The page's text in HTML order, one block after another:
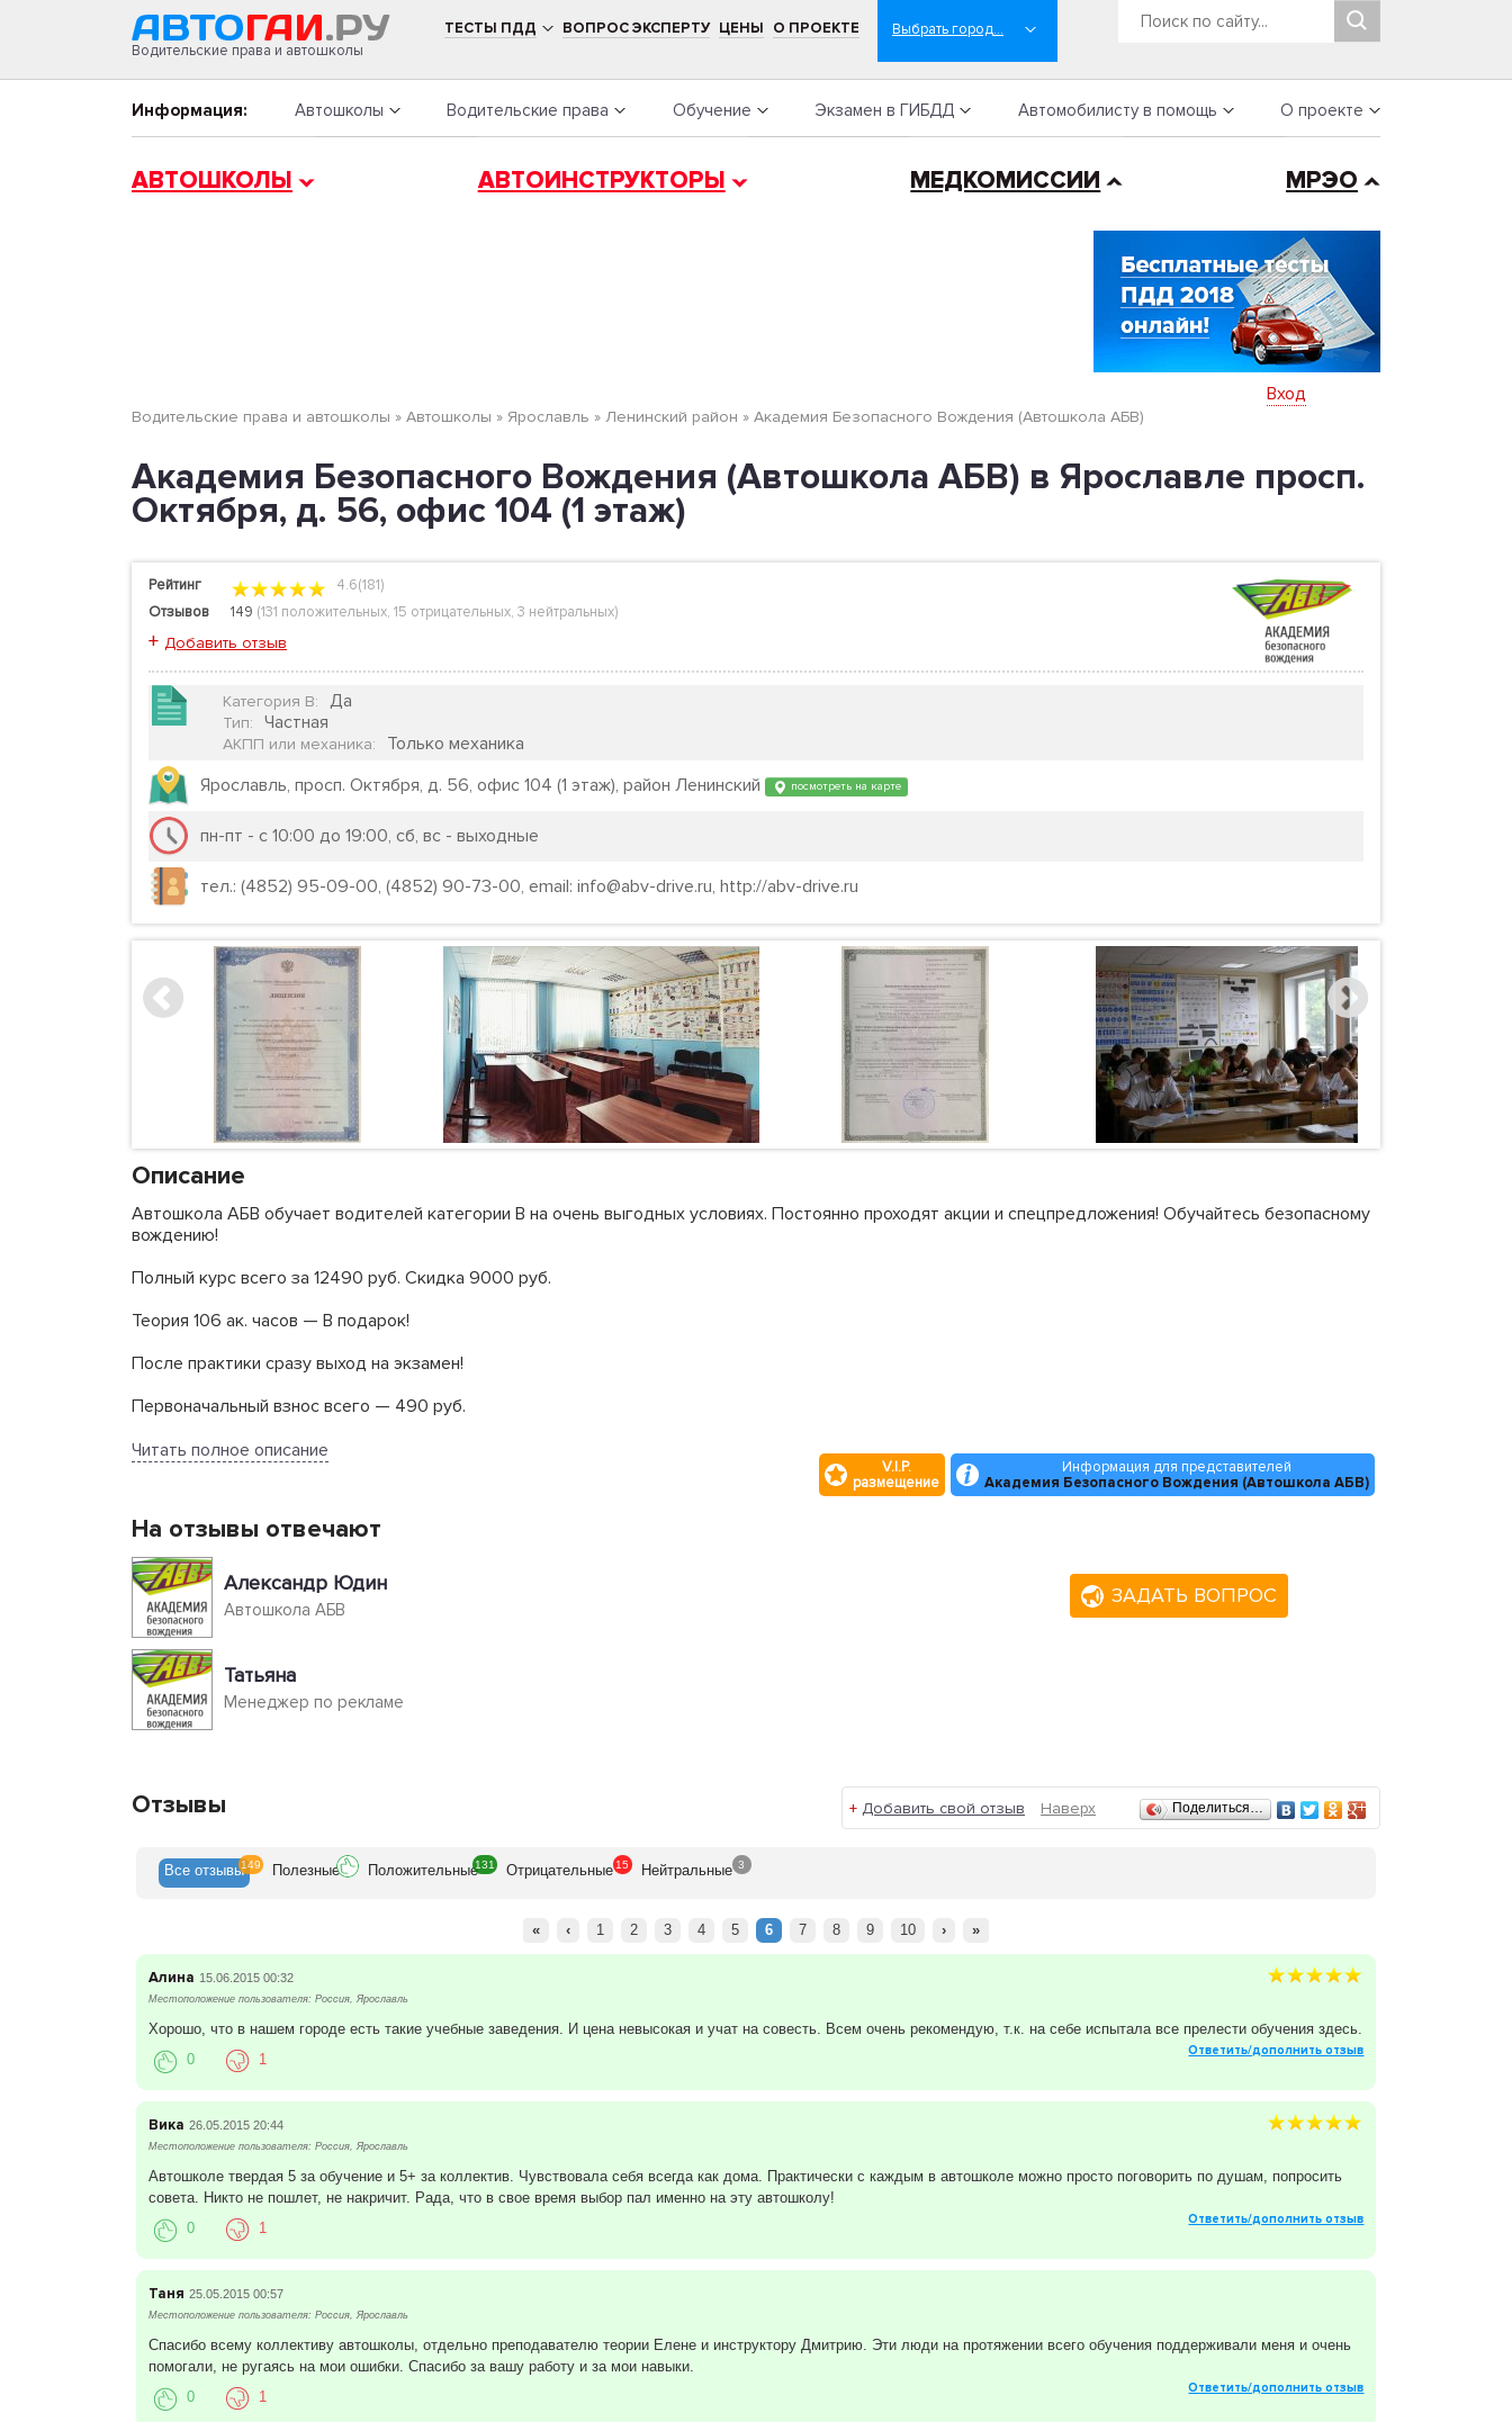
Водительские права и автошколы
ТЕСТЫ ПДД ВОПРОС ЭКСПЕРТУ ЦЕНЫ О ПРОЕКТЕ
Информация: Автошколы Водительские права Обучение Экзамен в ГИБДД Автомобилисту в помощь О проекте
АВТОШКОЛЫ АВТОИНСТРУКТОРЫ МЕДКОМИССИИ МРЭО
Водительские права и автошколы » Автошколы » Ярославль » Ленинский район » Aкадемия Безопасного Вождения (Автошкола АБВ)
Вход
Aкадемия Безопасного Вождения (Автошкола АБВ) в Ярославле просп.
Октября, д. 56, офис 104 (1 этаж)
Рейтинг
4.6(181)
Отзывов
149 (131 положительных, 15 отрицательных, 3 нейтральных)
+ Добавить отзыв
Категория B: Да
Тип: Частная
АКПП или механика:
Только механика
Ярославль, просп. Октября, д. 56, офис 104 (1 этаж), район Ленинский
посмотреть на карте
пн-пт - с 10:00 до 19:00, сб, вс - выходные
тел.: (4852) 95-09-00, (4852) 90-73-00, email: info@abv-drive.ru, http://abv-drive.ru
Описание
Автошкола АБВ обучает водителей категории В на очень выгодных условиях. Постоянно проходят акции и спецпредложения! Обучайтесь безопасному
вождению!
Полный курс всего за 12490 руб. Скидка 9000 руб.
Теория 106 ак. часов — В подарок!
После практики сразу выход на экзамен!
Первоначальный взнос всего — 490 руб.
Топливный сбор 125 руб./1 ак.час
Читать полное описание
V.I.P.
размещение
Информация для представителей
Aкадемия Безопасного Вождения (Автошкола АБВ)
На отзывы отвечают
Александр Юдин
Автошкола АБВ
Татьяна
Менеджер по рекламе
ЗАДАТЬ ВОПРОС
Отзывы + Добавить свой отзыв Наверх Поделиться…
Все отзывы149 Полезные Положительные131 Отрицательные 15 Нейтральные 3
« ‹ 1 2 3 4 5 6 7 8 9 10 › »
Алина 15.06.2015 00:32
Местоположение пользователя: Россия, Ярославль
Хорошо, что в нашем городе есть такие учебные заведения. И цена невысокая и учат на совесть. Всем очень рекомендую, т.к. на себе испытала все прелести обучения здесь.
Ответить/дополнить отзыв
0 1
Вика 26.05.2015 20:44
Местоположение пользователя: Россия, Ярославль
Автошколе твердая 5 за обучение и 5+ за коллектив. Чувствовала себя всегда как дома. Практически с каждым в автошколе можно просто поговорить по душам, попросить
совета. Никто не пошлет, не накричит. Рада, что в свое время выбор пал именно на эту автошколу!
Ответить/дополнить отзыв
0 1
Таня 25.05.2015 00:57
Местоположение пользователя: Россия, Ярославль
Спасибо всему коллективу автошколы, отдельно преподавателю теории Елене и инструктору Дмитрию. Эти люди на протяжении всего обучения поддерживали меня и очень
помогали, не ругаясь на мои ошибки. Спасибо за вашу работу и за мои навыки.
Ответить/дополнить отзыв
0 1